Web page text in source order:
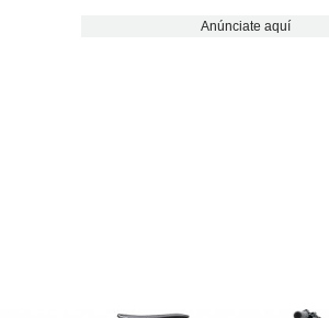
Anúnciate aquí